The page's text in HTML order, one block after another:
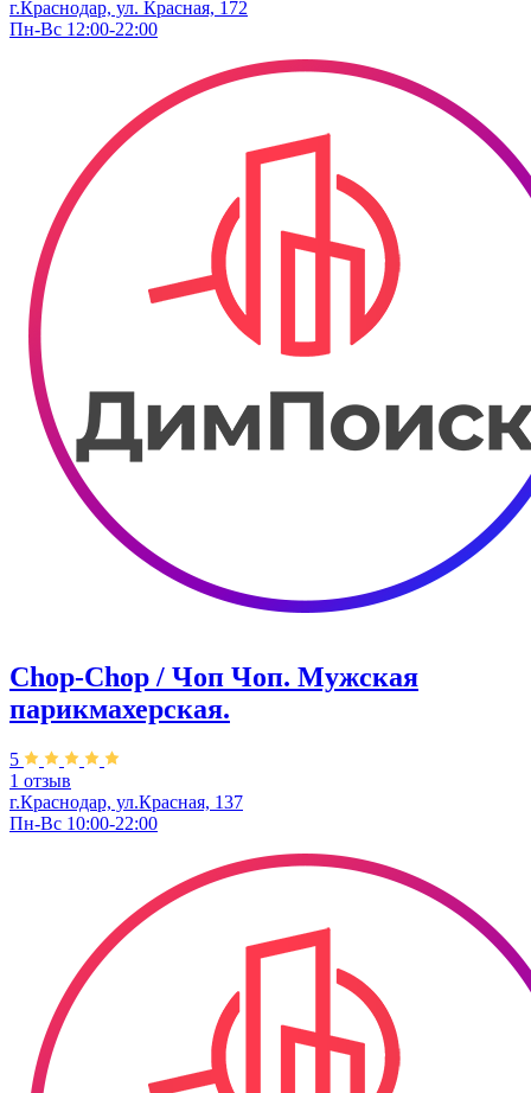
г.Краснодар, ул. ​Красная, 172
Пн-Вс 12:00-22:00
Chop-Chop / Чоп Чоп. ​Мужская
парикмахерская.
5
1 отзыв
г.Краснодар, ул.​Красная, 137
Пн-Вс 10:00-22:00